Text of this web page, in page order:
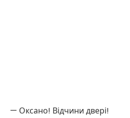
— Оксано! Відчини двері!